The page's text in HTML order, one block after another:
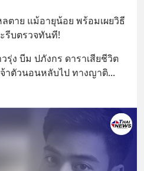
ตาย แม้อายุน้อย พร้อมเผยวิธี
รีบตรวจทันที!
ง บีม ปภังกร ดาราเสียชีวิต
าตัวนอนหลับไป ทางญาติ